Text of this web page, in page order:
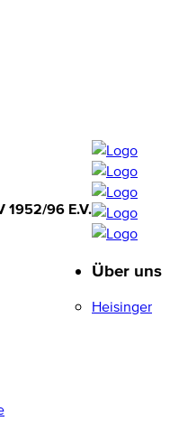
1952/96 E.V.
1952/96 E.V.
Über uns
Heisinger